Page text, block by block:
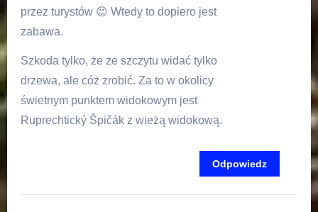
przez turystów 😉 Wtedy to dopiero jest
zabawa.
Szkoda tylko, że ze szczytu widać tylko
drzewa, ale cóż zrobić. Za to w okolicy
świetnym punktem widokowym jest
Ruprechtický Špičák z wieżą widokową.
Odpowiedz